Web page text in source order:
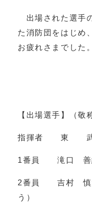
出場された選手
た消防団をはじめ
お疲れさまでした。
【出場選手】（敬
指揮者 東 武
1番員 滝口 善
2番員 吉村 慎
う）